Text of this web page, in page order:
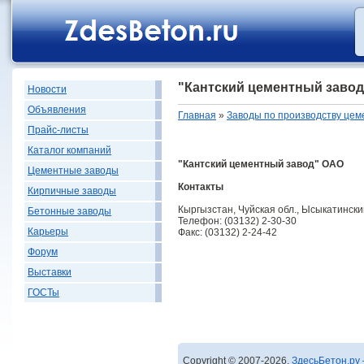
Новости
Объявления
Прайс-листы
Каталог компаний
Цементные заводы
Кирпичные заводы
Бетонные заводы
Карьеры
Форум
Выставки
ГОСТы
"Кантский цементный
Главная » Заводы по производству
"Кантский цементный завод" ОАО
Контакты
Кыргызстан, Чуйская обл.,
Телефон: (03132) 2-30-30
Факс: (03132) 2-24-42
Copyright © 2007-2026,